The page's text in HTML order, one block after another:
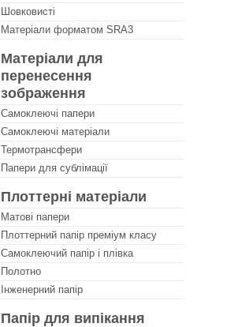
Шовковисті
Матеріали форматом SRA3
Матеріали для
перенесення
зображення
Самоклеючі папери
Самоклеючі матеріали
Термотрансфери
Папери для сублімації
Плоттерні матеріали
Матові папери
Плоттерний папір преміум класу
Самоклеючий папір і плівка
Полотно
Інженерний папір
Папір для випікання